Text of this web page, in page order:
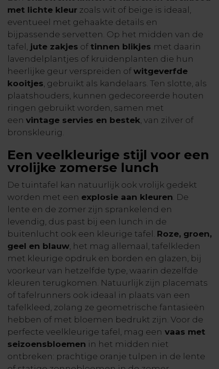
met lichte kleur zoals wit of beige is ideaal,
eventueel met gehaakte details en
bijpassende servetten. Op het midden van de
tafel, jute zakjes of tinnen blikjes met daarin
lavendelplantjes of kruidenplanten die hun
heerlijke geur verspreiden of witgeverfde
kooitjes, gebruikt als kandelaars. Ten slotte, als
plaatshouders, kunnen gedecoreerde houten
ringen gebruikt worden, samen met
een vintage servies en bestek, van zilver of
bronskleurig.
Een veelkleurige stijl voor een
vrolijke zomerse lunch
De tuintafel kan natuurlijk ook vrolijk gedekt
worden met een explosie aan kleuren. De
lente en de zomer zijn sprankelend en
levendig, dus past bij een lunch in de
buitenlucht ook een kleurige tafel. Roze, groen,
geel en blauw, het mag allemaal, tafelkleden
met kleurige opdruk en borden en glazen, bij
voorkeur van hetzelfde type, waarin dezelfde
kleuren terugkomen. Natuurlijk zijn placemats
of tafelrunners ook ideaal in plaats van een
tafelkleed, zolang ze geometrische fantasieën
hebben of met bloemen bedrukt zijn. Voor de
perfecte veelkleurige tafel, mag een vaas met
seizoensbloemen in het midden niet
ontbreken: prachtige oranje tulpen in de lente